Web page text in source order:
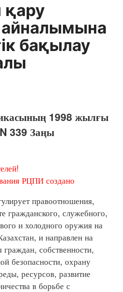
қару
айналымына
бақылау
1998 жылғы
339 Заңы
РЦПИ создано
правоотношения,
гражданского, служебного,
и холодного оружия на
и направлен на
собственности,
безопасности, охрану
ресурсов, развитие
в борьбе с